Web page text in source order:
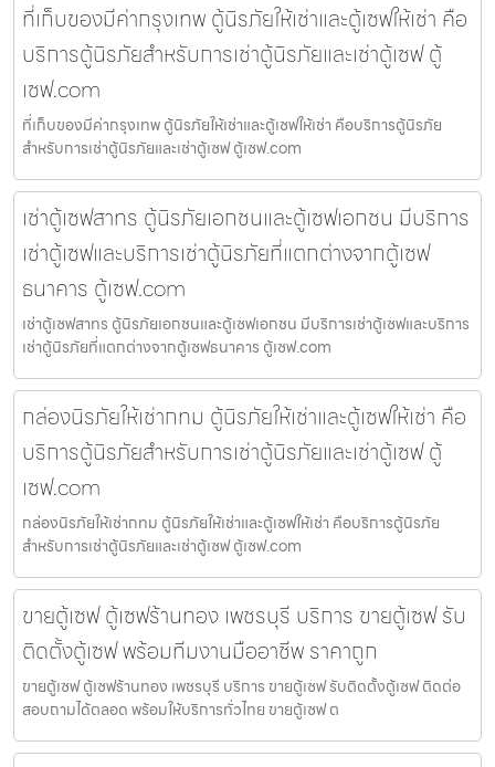
ที่เก็บของมีค่ากรุงเทพ ตู้นิรภัยให้เช่าและตู้เซฟให้เช่า คือ
บริการตู้นิรภัยสำหรับการเช่าตู้นิรภัยและเช่าตู้เซฟ ตู้
เซฟ.com
ที่เก็บของมีค่ากรุงเทพ ตู้นิรภัยให้เช่าและตู้เซฟให้เช่า คือบริการตู้นิรภัย
สำหรับการเช่าตู้นิรภัยและเช่าตู้เซฟ ตู้เซฟ.com
เช่าตู้เซฟสาทร ตู้นิรภัยเอกชนและตู้เซฟเอกชน มีบริการ
เช่าตู้เซฟและบริการเช่าตู้นิรภัยที่แตกต่างจากตู้เซฟ
ธนาคาร ตู้เซฟ.com
เช่าตู้เซฟสาทร ตู้นิรภัยเอกชนและตู้เซฟเอกชน มีบริการเช่าตู้เซฟและบริการ
เช่าตู้นิรภัยที่แตกต่างจากตู้เซฟธนาคาร ตู้เซฟ.com
กล่องนิรภัยให้เช่ากทม ตู้นิรภัยให้เช่าและตู้เซฟให้เช่า คือ
บริการตู้นิรภัยสำหรับการเช่าตู้นิรภัยและเช่าตู้เซฟ ตู้
เซฟ.com
กล่องนิรภัยให้เช่ากทม ตู้นิรภัยให้เช่าและตู้เซฟให้เช่า คือบริการตู้นิรภัย
สำหรับการเช่าตู้นิรภัยและเช่าตู้เซฟ ตู้เซฟ.com
ขายตู้เซฟ ตู้เซฟร้านทอง เพชรบุรี บริการ ขายตู้เซฟ รับ
ติดตั้งตู้เซฟ พร้อมทีมงานมืออาชีพ ราคาถูก
ขายตู้เซฟ ตู้เซฟร้านทอง เพชรบุรี บริการ ขายตู้เซฟ รับติดตั้งตู้เซฟ ติดต่อ
สอบถามได้ตลอด พร้อมให้บริการทั่วไทย ขายตู้เซฟ ต